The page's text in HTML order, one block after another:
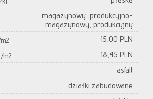
magazynowy, produkcyjno-
magazynowy, produkcyjny
15,00 PLN
m2 18,45 PLN
asfalt
działki zabudowane